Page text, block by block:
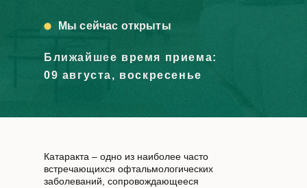
Мы сейчас открыты
Ближайшее время приема:
09 августа, воскресенье
Катаракта – одно из наиболее часто
встречающихся офтальмологических
заболеваний, сопровождающееся